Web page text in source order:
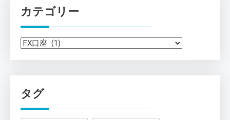
カテゴリー
カ
ー
タグ